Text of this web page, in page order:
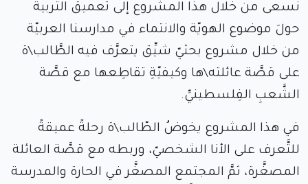
نسعى من خلال هذا المشروع إلى تعميق التربية
حولَ موضوع الهويّة والانتماء في مدارسنا العربيّة
من خلال مشروع بحثيّ شيِّق يتعرَّف فيه الطَّالب\ة
على قصَّة عائلته\ها وكيفيّةِ تقاطِعها مع قصَّة
الشَّعبِ الفِلسطينيِّ.
في هذا المشروع يخوضُ الطّالب\ة رحلةً عميقةً
للتَّعرف على الأنا الشخصيّ، وربطه مع قصَّة العائلة
المصغَّرة، ثمَّ المجتمع المصغَّر في الحارة والمدرسة